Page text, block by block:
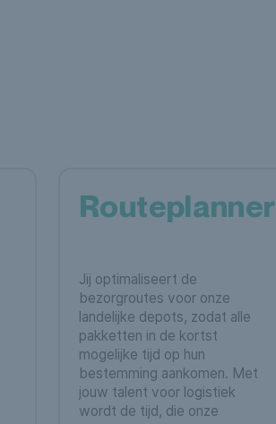
Routeplanner
Jij optimaliseert de
bezorgroutes voor onze
landelijke depots, zodat alle
pakketten in de kortst
mogelijke tijd op hun
bestemming aankomen. Met
jouw talent voor logistiek
wordt de tijd, die onze